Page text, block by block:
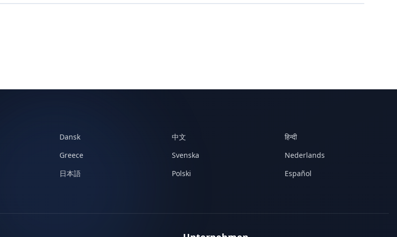
Dansk 中文
हिन्दी
Greece Svenska
Nederlands
日本語 Polski
Español